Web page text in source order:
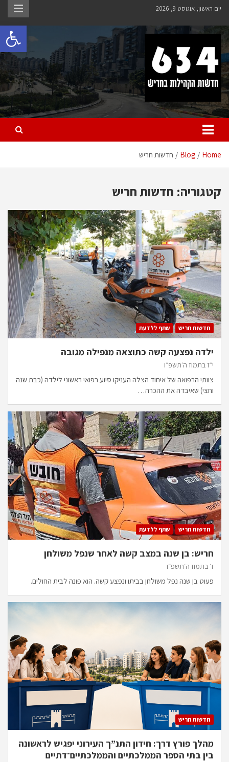
Skip
content
יום ראשון, אוגוסט 9, 2026
חריש 634
חדשות הקהילות בחריש
Home
Blog חדשות חריש
קטגוריה: חדשות חריש
חדשות חריש שתף ללדעת
ילדה נפצעה קשה כתוצאה מנפילה מגובה
י״ז בתמוז ה׳תשפ״ו
צוותי הרפואה של איחוד הצלה העניקו סיוע רפואי ראשוני לילדה (כבת שנה
וחצי) שאיבדה את ההכרה…
חדשות חריש שתף ללדעת
חריש: בן שנה במצב קשה לאחר שנפל משולחן
ז׳ בתמוז ה׳תשפ״ו
פעוט בן שנה נפל משולחן בביתו ונפצע קשה. הוא פונה לבית החולים.
חדשות חריש
מהלך פורץ דרך: חידון התנ”ך העירוני יפגיש לראשונה
בין בתי הספר הממלכתיים והממלכתיים־דתיים